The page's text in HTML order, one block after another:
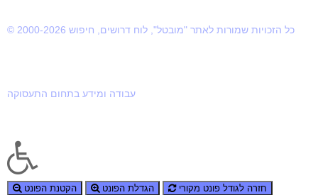
© 2000-2026 כל הזכויות שמורות לאתר "מובטל", לוח דרושים, חיפוש
עבודה ומידע בתחום התעסוקה
הקטנת הפונט הגדלת הפונט חזרה לגודל פונט מקורי